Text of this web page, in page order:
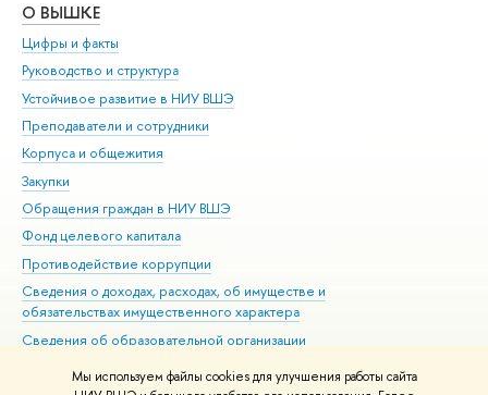
Мы используем файлы cookies для улучшения работы сайта
О ВЫШКЕ
Цифры и факты
Руководство и структура
Устойчивое развитие в НИУ ВШЭ
Преподаватели и сотрудники
Корпуса и общежития
Закупки
Обращения граждан в НИУ ВШЭ
Фонд целевого капитала
Противодействие коррупции
Сведения о доходах, расходах, об имуществе и
обязательствах имущественного характера
Сведения об образовательной организации
Людям с ограниченными возможностями здоровья